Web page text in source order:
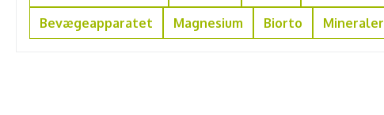
Bevægeapparatet
Magnesium Biorto Mineraler